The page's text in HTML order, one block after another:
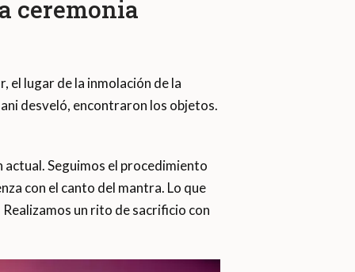
ceremonia
el lugar de la inmolación de la
desveló, encontraron los objetos.
Seguimos el procedimiento
con el canto del mantra. Lo que
un rito de sacrificio con